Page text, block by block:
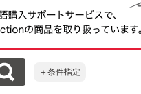
＋条件指定